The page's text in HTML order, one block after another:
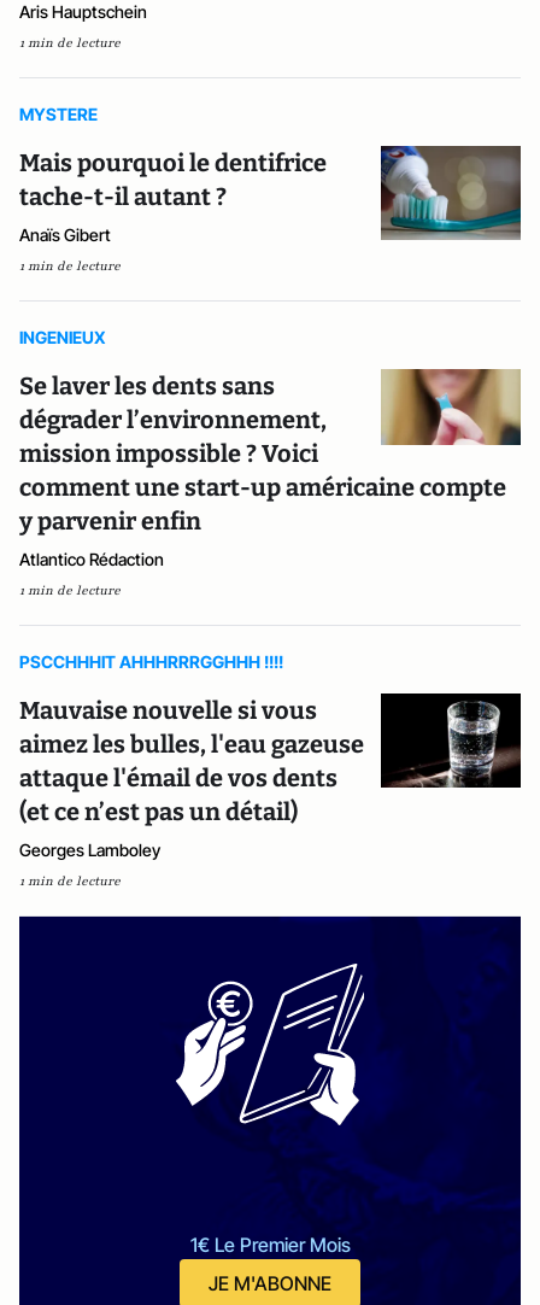
Aris Hauptschein
1 min de lecture
MYSTERE
Mais pourquoi le dentifrice
tache-t-il autant ?
Anaïs Gibert
1 min de lecture
INGENIEUX
Se laver les dents sans
dégrader l’environnement,
mission impossible ? Voici
comment une start-up américaine compte
y parvenir enfin
Atlantico Rédaction
1 min de lecture
PSCCHHHIT AHHHRRRGGHHH !!!!
Mauvaise nouvelle si vous
aimez les bulles, l'eau gazeuse
attaque l'émail de vos dents
(et ce n’est pas un détail)
Georges Lamboley
1 min de lecture
1€ Le Premier Mois
JE M'ABONNE